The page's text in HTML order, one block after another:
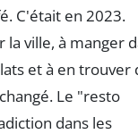
C'était en 2023.
la ville, à manger
et à en trouver
Le "resto
dans les